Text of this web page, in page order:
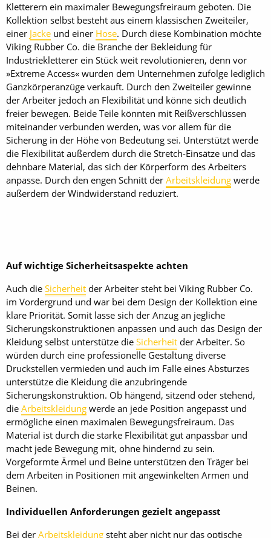
Kletterern ein maximaler Bewegungsfreiraum geboten. Die
Kollektion selbst besteht aus einem klassischen Zweiteiler,
einer Jacke und einer Hose. Durch diese Kombination möchte
Viking Rubber Co. die Branche der Bekleidung für
Industriekletterer ein Stück weit revolutionieren, denn vor
»Extreme Access« wurden dem Unternehmen zufolge lediglich
Ganzkörperanzüge verkauft. Durch den Zweiteiler gewinne
der Arbeiter jedoch an Flexibilität und könne sich deutlich
freier bewegen. Beide Teile könnten mit Reißverschlüssen
miteinander verbunden werden, was vor allem für die
Sicherung in der Höhe von Bedeutung sei. Unterstützt werde
die Flexibilität außerdem durch die Stretch-Einsätze und das
dehnbare Material, das sich der Körperform des Arbeiters
anpasse. Durch den engen Schnitt der Arbeitskleidung werde
außerdem der Windwiderstand reduziert.
Auf wichtige Sicherheitsaspekte achten
Auch die Sicherheit der Arbeiter steht bei Viking Rubber Co.
im Vordergrund und war bei dem Design der Kollektion eine
klare Priorität. Somit lasse sich der Anzug an jegliche
Sicherungskonstruktionen anpassen und auch das Design der
Kleidung selbst unterstütze die Sicherheit der Arbeiter. So
würden durch eine professionelle Gestaltung diverse
Druckstellen vermieden und auch im Falle eines Absturzes
unterstütze die Kleidung die anzubringende
Sicherungskonstruktion. Ob hängend, sitzend oder stehend,
die Arbeitskleidung werde an jede Position angepasst und
ermögliche einen maximalen Bewegungsfreiraum. Das
Material ist durch die starke Flexibilität gut anpassbar und
macht jede Bewegung mit, ohne hindernd zu sein.
Vorgeformte Ärmel und Beine unterstützen den Träger bei
dem Arbeiten in Positionen mit angewinkelten Armen und
Beinen.
Individuellen Anforderungen gezielt angepasst
Bei der Arbeitskleidung steht aber nicht nur das optische